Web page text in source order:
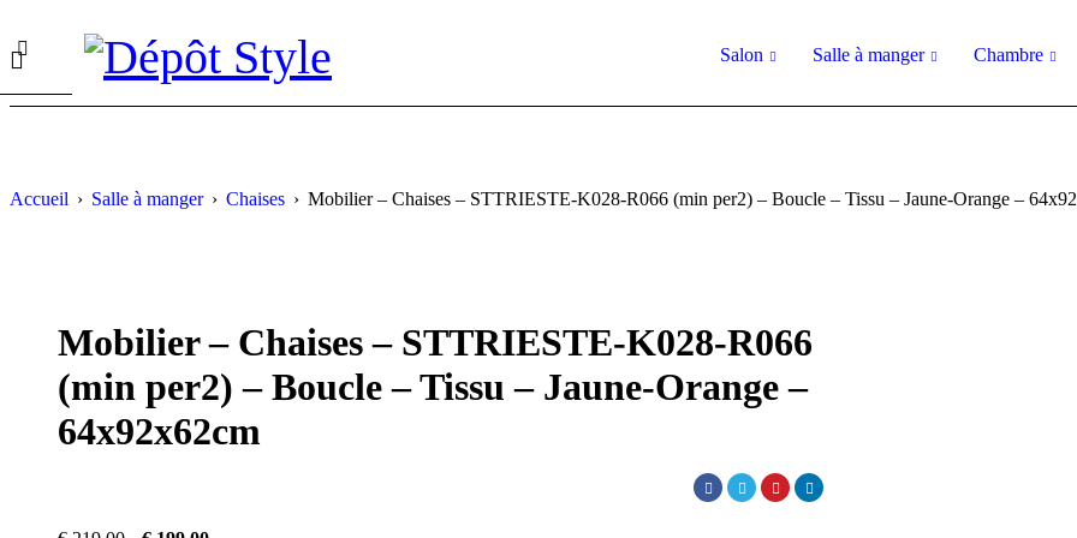
Salon Salle à manger Chambre
Accueil › Salle à manger › Chaises › Mobilier – Chaises – STTRIESTE-K028-R066 (min per2) – Boucle – Tissu – Jaune-Orange –
PROMO
Mobilier – Chaises – STTRIESTE-K028-R066
(min per2) – Boucle – Tissu – Jaune-Orange –
64x92x62cm